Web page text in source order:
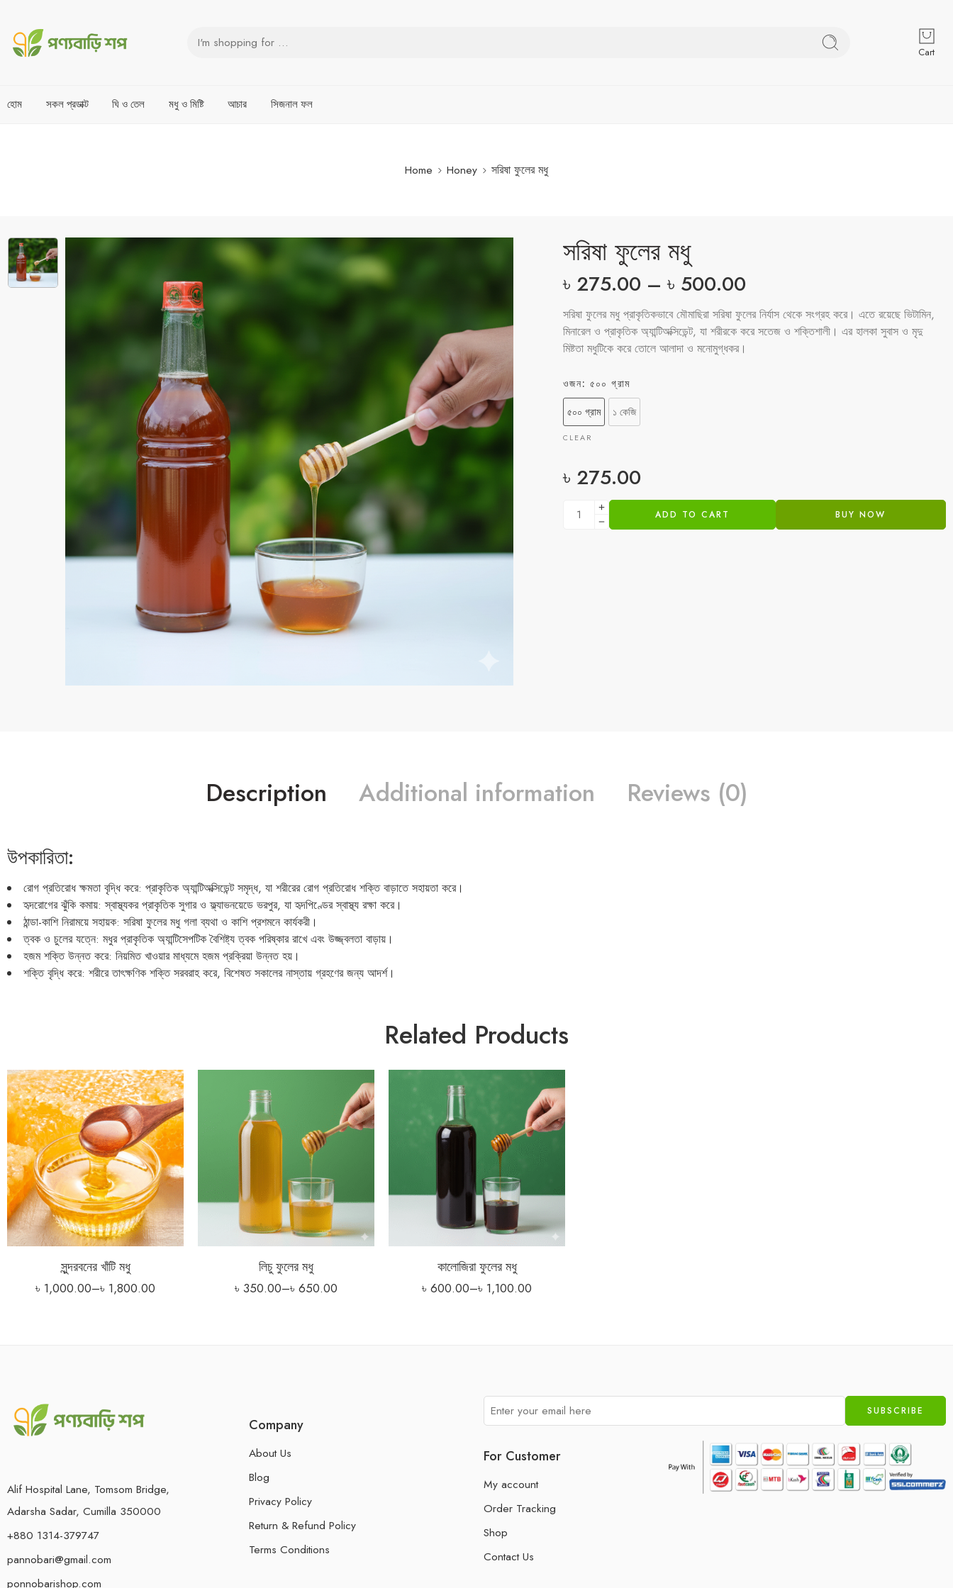
Cart
হোম সকল প্রডাক্ট ঘি ও তেল মধু ও মিষ্টি আচার সিজনাল ফল
Home Honey সরিষা ফুলের মধু
সরিষা ফুলের মধু
৳ 275.00 – ৳ 500.00
সরিষা ফুলের মধু প্রাকৃতিকভাবে মৌমাছিরা সরিষা ফুলের নির্যাস থেকে সংগ্রহ করে। এতে রয়েছে ভিটামিন,
মিনারেল ও প্রাকৃতিক অ্যান্টিঅক্সিডেন্ট, যা শরীরকে করে সতেজ ও শক্তিশালী। এর হালকা সুবাস ও মৃদু
মিষ্টতা মধুটিকে করে তোলে আলাদা ও মনোমুগ্ধকর।
ওজন ৫০০ গ্রাম
৫০০ গ্রাম
১ কেজি
CLEAR
৳ 275.00
ADD TO CART BUY NOW
Description Additional information Reviews (0)
উপকারিতা:
রোগ প্রতিরোধ ক্ষমতা বৃদ্ধি করে: প্রাকৃতিক অ্যান্টিঅক্সিডেন্ট সমৃদ্ধ, যা শরীরের রোগ প্রতিরোধ শক্তি বাড়াতে সহায়তা করে।
হৃদরোগের ঝুঁকি কমায়: স্বাস্থ্যকর প্রাকৃতিক সুগার ও ফ্ল্যাভনয়েডে ভরপুর, যা হৃদপিণ্ডের স্বাস্থ্য রক্ষা করে।
ঠান্ডা-কাশি নিরাময়ে সহায়ক: সরিষা ফুলের মধু গলা ব্যথা ও কাশি প্রশমনে কার্যকরী।
ত্বক ও চুলের যত্নে: মধুর প্রাকৃতিক অ্যান্টিসেপটিক বৈশিষ্ট্য ত্বক পরিষ্কার রাখে এবং উজ্জ্বলতা বাড়ায়।
হজম শক্তি উন্নত করে: নিয়মিত খাওয়ার মাধ্যমে হজম প্রক্রিয়া উন্নত হয়।
শক্তি বৃদ্ধি করে: শরীরে তাৎক্ষণিক শক্তি সরবরাহ করে, বিশেষত সকালের নাস্তায় গ্রহণের জন্য আদর্শ।
Related Products
সুন্দরবনের খাঁটি মধু
৳ 1,000.00–৳ 1,800.00
লিচু ফুলের মধু
৳ 350.00–৳ 650.00
কালোজিরা ফুলের মধু
৳ 600.00–৳ 1,100.00
Alif Hospital Lane, Tomsom Bridge,
Adarsha Sadar, Cumilla 350000
+880 1314-379747
pannobari@gmail.com
ponnobarishop.com
Company
About Us
Blog
Privacy Policy
Return & Refund Policy
Terms Conditions
For Customer
My account
Order Tracking
Shop
Contact Us